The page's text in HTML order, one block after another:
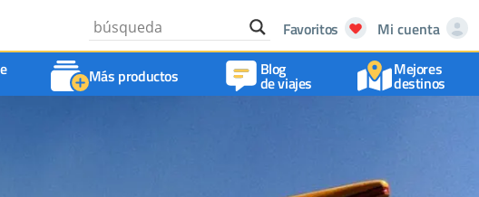
Favoritos
Mi cuenta
Más productos Blog
de viajes
Mejores
destinos